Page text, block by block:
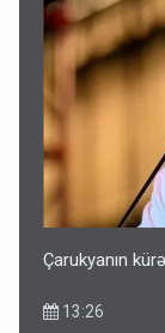
Çarukyanın
13:26